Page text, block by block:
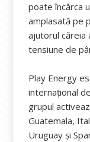
poate încărca
amplasată pe
ajutorul căreia
tensiune de
Play Energy
internațional
grupul
Guatemala,
Uruguay și